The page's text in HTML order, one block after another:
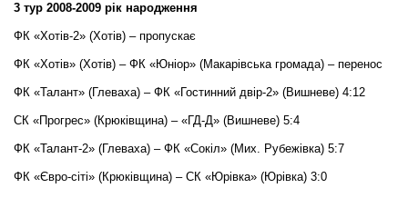
3 тур 2008-2009 рік народження
ФК «Хотів-2» (Хотів) – пропускає
ФК «Хотів» (Хотів) – ФК «Юніор» (Макарівська громада) – перенос
ФК «Талант» (Глеваха) – ФК «Гостинний двір-2» (Вишневе) 4:12
СК «Прогрес» (Крюківщина) – «ГД-Д» (Вишневе) 5:4
ФК «Талант-2» (Глеваха) – ФК «Сокіл» (Мих. Рубежівка) 5:7
ФК «Євро-сіті» (Крюківщина) – СК «Юрівка» (Юрівка) 3:0